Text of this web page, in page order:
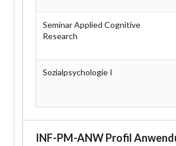
Seminar Applied Cognitive
Research
Sozialpsychologie I
INF-PM-ANW Profil